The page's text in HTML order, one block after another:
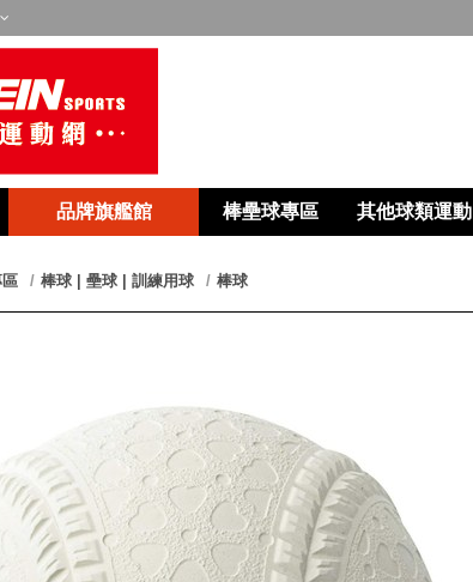
品牌旗艦館 棒壘球專區 其他球類運動
棒球 | 壘球 | 訓練用球 棒球